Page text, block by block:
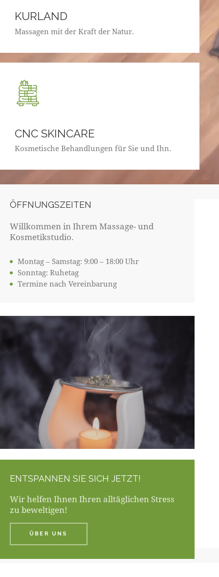
KURLAND
Massagen mit der Kraft der Natur.
CNC SKINCARE
Kosmetische Behandlungen für Sie und Ihn.
ÖFFNUNGSZEITEN
Willkommen in Ihrem Massage- und
Kosmetikstudio.
Montag – Samstag: 9:00 – 18:00 Uhr
Sonntag: Ruhetag
Termine nach Vereinbarung
ENTSPANNEN SIE SICH JETZT!
Wir helfen Ihnen Ihren alltäglichen Stress
zu beweltigen!
ÜBER UNS